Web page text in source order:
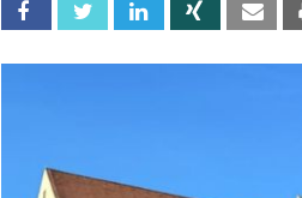
Facebook Twitter Linkedin Xing